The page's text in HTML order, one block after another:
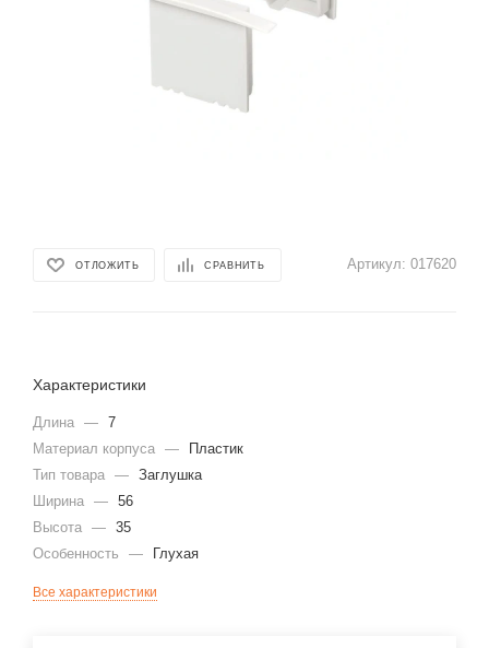
ОТЛОЖИТЬ СРАВНИТЬ Артикул: 017620
Характеристики
Длина — 7
Материал корпуса —
Пластик
Тип товара — Заглушка
Ширина — 56
Высота — 35
Особенность
— Глухая
Все характеристики